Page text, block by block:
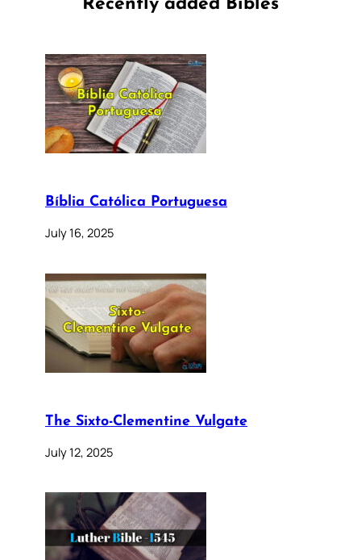
Recently added Bibles
Bíblia Católica Portuguesa
July 16, 2025
The Sixto-Clementine Vulgate
July 12, 2025